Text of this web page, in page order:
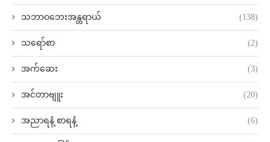
သဘာဝဘေးအန္တရာယ် (138)
သရော်စာ (2)
အက်ဆေး (3)
အင်တာဗျူး (20)
အညာရနံ့ စာရနံ့ (6)